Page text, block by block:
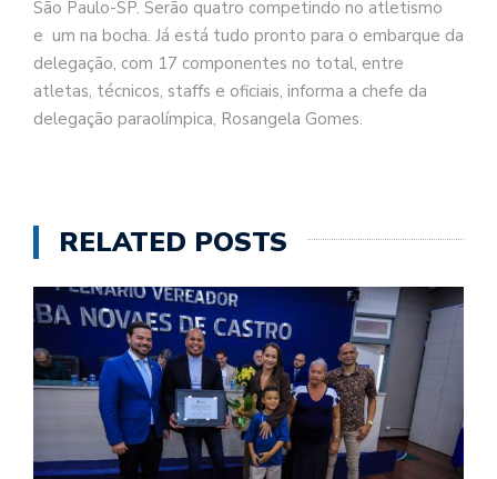
São Paulo-SP. Serão quatro competindo no atletismo
e um na bocha. Já está tudo pronto para o embarque da
delegação, com 17 componentes no total, entre
atletas, técnicos, staffs e oficiais, informa a chefe da
delegação paraolímpica, Rosangela Gomes.
RELATED POSTS